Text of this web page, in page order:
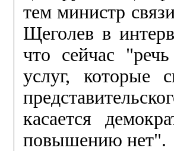
тем министр
Щеголев в
что сейчас
услуг, которые
касается
повышению нет".